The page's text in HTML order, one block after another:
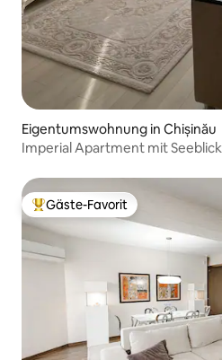
Eigentumswohnung in Chișinău
Imperial Apartment mit Seeblick
Beliebter Gäste-Favorit.
Gäste-Favorit